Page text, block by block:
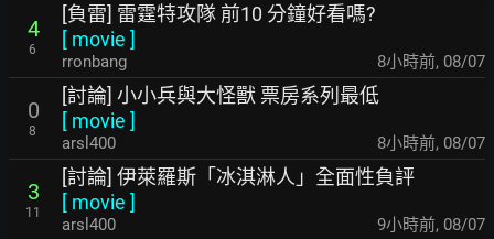
4
6
[負雷] 雷霆特攻隊 前10 分鐘好看嗎?
[ movie ]
rronbang 8小時前, 08/07
0
8
[討論] 小小兵與大怪獸 票房系列最低
[ movie ]
arsl400 8小時前, 08/07
3
11
[討論] 伊萊羅斯「冰淇淋人」全面性負評
[ movie ]
arsl400 9小時前, 08/07